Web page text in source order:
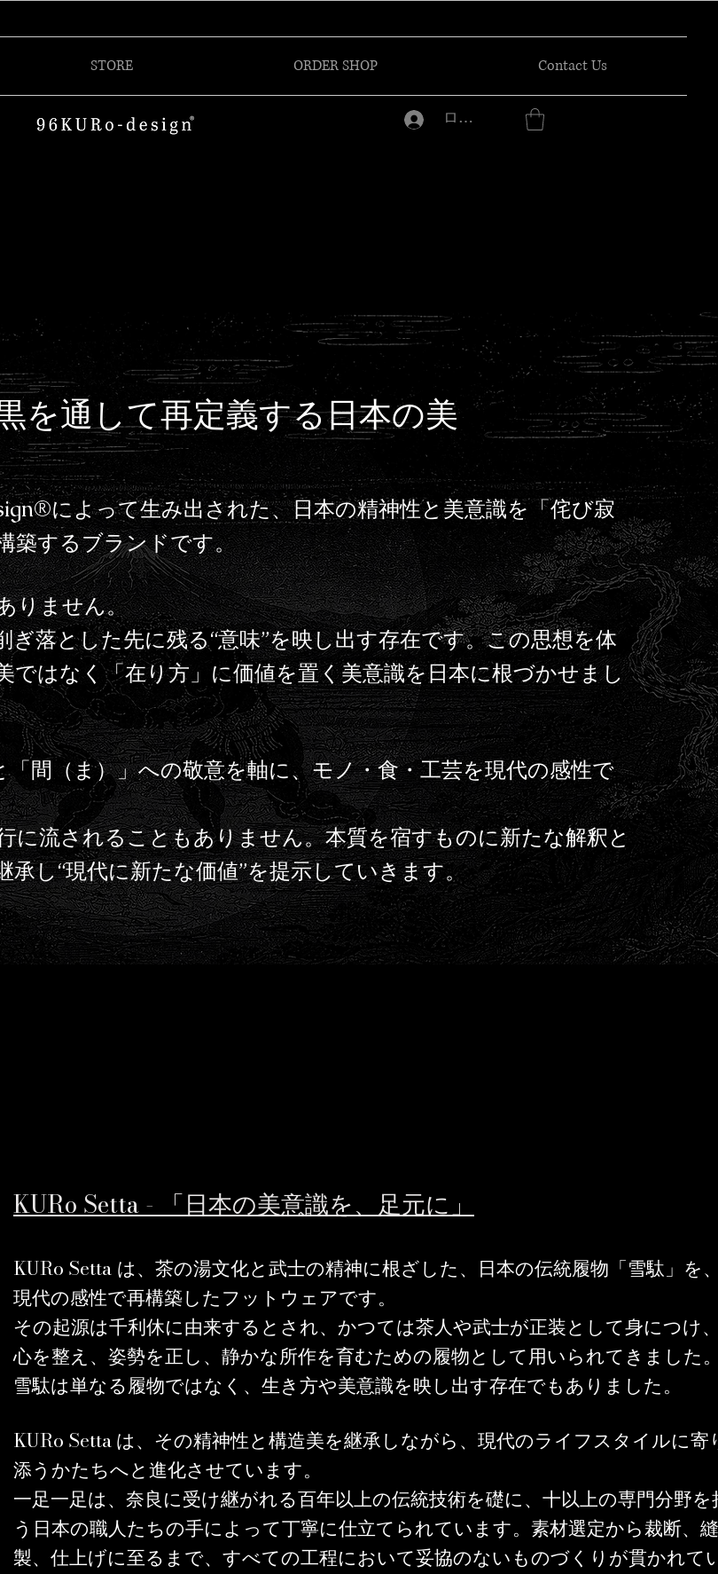
STORE ORDER SHOP Contact Us
ログイン
を通して再定義する日本の美
によって生み出された、日本の精神性と美意識を「侘び寂
築するブランドです。
りません。
落とした先に残る“意味”を映し出す存在です。この思想を体
ではなく「在り方」に価値を置く美意識を日本に根づかせまし
間（ま）」への敬意を軸に、モノ・食・工芸を現代の感性で
に流されることもありません。本質を宿すものに新たな解釈と
し“現代に新たな価値”を提示していきます。
KURo Setta - 「日本の美意識を、足元に」
KURo Setta は、茶の湯文化と武士の精神に根ざした、日本の伝統履物「雪駄」を
現代の感性で再構築したフットウェアです。
その起源は千利休に由来するとされ、かつては茶人や武士が正装として身につけ
心を整え、姿勢を正し、静かな所作を育むための履物として用いられてきました
雪駄は単なる履物ではなく、生き方や美意識を映し出す存在でもありました。
KURo Setta は、その精神性と構造美を継承しながら、現代のライフスタイルに寄
添うかたちへと進化させています。
一足一足は、奈良に受け継がれる百年以上の伝統技術を礎に、十以上の専門分野を
う日本の職人たちの手によって丁寧に仕立てられています。素材選定から裁断、縫
製、仕上げに至るまで、すべての工程において妥協のないものづくりが貫かれて